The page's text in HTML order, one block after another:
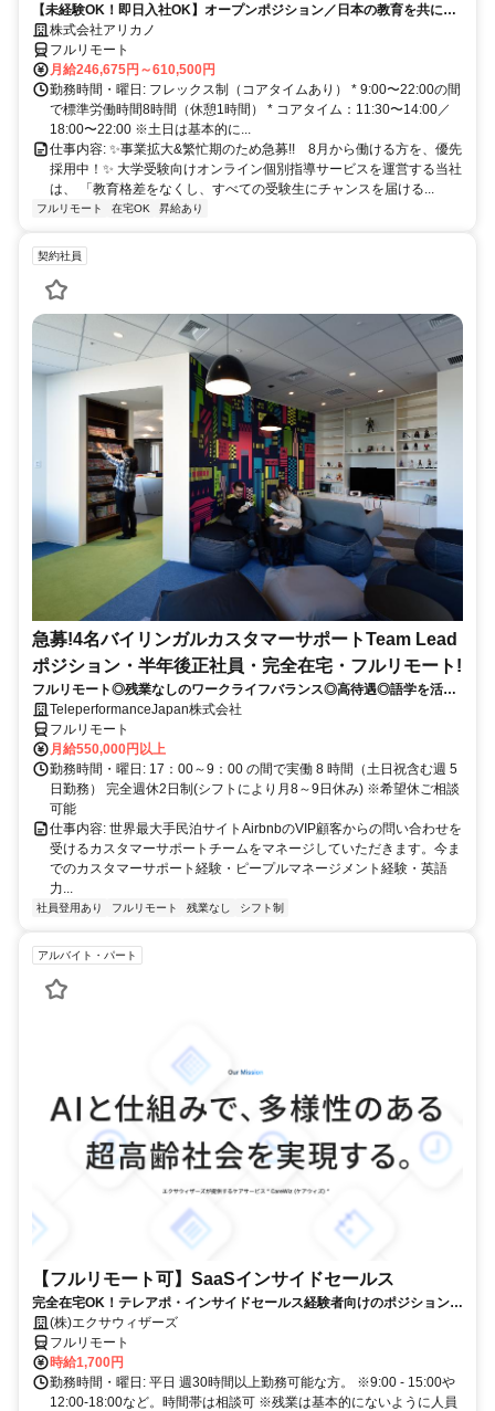
モート勤務
【未経験OK！即日入社OK】オープンポジション／日本の教育を共に変
える仲間を募集します！
株式会社アリカノ
フルリモート
月給246,675円～610,500円
勤務時間・曜日: フレックス制（コアタイムあり） * 9:00〜22:00の間
で標準労働時間8時間（休憩1時間） * コアタイム：11:30〜14:00／
18:00〜22:00 ※土日は基本的に...
仕事内容: ✨️事業拡大&繁忙期のため急募!! 8月から働ける方を、優先
採用中！✨️ 大学受験向けオンライン個別指導サービスを運営する当社
は、 「教育格差をなくし、すべての受験生にチャンスを届ける...
フルリモート 在宅OK 昇給あり
契約社員
急募!4名バイリンガルカスタマーサポートTeam Lead
ポジション・半年後正社員・完全在宅・フルリモート!
フルリモート◎残業なしのワークライフバランス◎高待遇◎語学を活か
して将来キャリア有望
TeleperformanceJapan株式会社
フルリモート
月給550,000円以上
勤務時間・曜日: 17：00～9：00 の間で実働 8 時間（土日祝含む週 5
日勤務） 完全週休2日制(シフトにより月8～9日休み) ※希望休ご相談
可能
仕事内容: 世界最大手民泊サイトAirbnbのVIP顧客からの問い合わせを
受けるカスタマーサポートチームをマネージしていただきます。今ま
でのカスタマーサポート経験・ピープルマネージメント経験・英語
力...
社員登用あり フルリモート 残業なし シフト制
アルバイト・パート
【フルリモート可】SaaSインサイドセールス
完全在宅OK！テレアポ・インサイドセールス経験者向けのポジションで
す！(株)エクサウィザーズ
フルリモート
時給1,700円
勤務時間・曜日: 平日 週30時間以上勤務可能な方。 ※9:00 - 15:00や
12:00-18:00など。時間帯は相談可 ※残業は基本的にないように人員